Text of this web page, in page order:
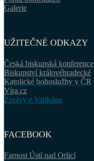
Galerie
UŽITEČNÉ ODKAZY
Česká biskupská konference
Biskupství královéhradecké
Katolické bohoslužby v ČR
Víra.cz
Zprávy z Vatikánu
FACEBOOK
Farnost Ústí nad Orlicí